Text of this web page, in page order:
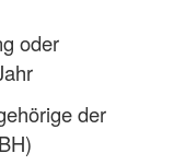
oder
der